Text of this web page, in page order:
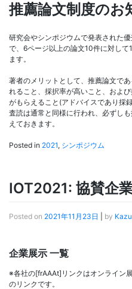
推薦論文制度のお
研究会やシンポジウムで発表された
で、6ページ以上の論文10件に対し
ます。
著者のメリットとして、推薦論文で
れること、採択率が高いこと、およ
がもらえること(アドバイスであり採
査読は通常と同様に行われ、必ずし
えておきます。
Posted in 2021, シンポジウム
IOT2021: 協賛企
Posted on 2021年11月23日 by
企業展示 一覧
※各社の[frAAAt]リンクはオンライン
のリンクです。